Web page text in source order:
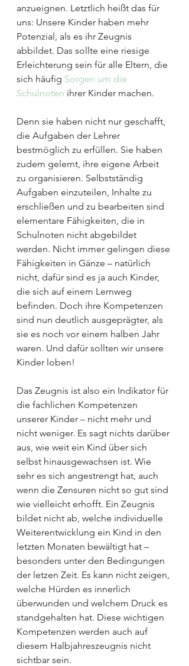
anzueignen. Letztlich heißt das für
uns: Unsere Kinder haben mehr
Potenzial, als es ihr Zeugnis
abbildet. Das sollte eine riesige
Erleichterung sein für alle Eltern, die
sich häufig Sorgen um die
Schulnoten ihrer Kinder machen.
Denn sie haben nicht nur geschafft,
die Aufgaben der Lehrer
bestmöglich zu erfüllen. Sie haben
zudem gelernt, ihre eigene Arbeit
zu organisieren. Selbstständig
Aufgaben einzuteilen, Inhalte zu
erschließen und zu bearbeiten sind
elementare Fähigkeiten, die in
Schulnoten nicht abgebildet
werden. Nicht immer gelingen diese
Fähigkeiten in Gänze – natürlich
nicht, dafür sind es ja auch Kinder,
die sich auf einem Lernweg
befinden. Doch ihre Kompetenzen
sind nun deutlich ausgeprägter, als
sie es noch vor einem halben Jahr
waren. Und dafür sollten wir unsere
Kinder loben!
Das Zeugnis ist also ein Indikator für
die fachlichen Kompetenzen
unserer Kinder – nicht mehr und
nicht weniger. Es sagt nichts darüber
aus, wie weit ein Kind über sich
selbst hinausgewachsen ist. Wie
sehr es sich angestrengt hat, auch
wenn die Zensuren nicht so gut sind
wie vielleicht erhofft. Ein Zeugnis
bildet nicht ab, welche individuelle
Weiterentwicklung ein Kind in den
letzten Monaten bewältigt hat –
besonders unter den Bedingungen
der letzen Zeit. Es kann nicht zeigen,
welche Hürden es innerlich
überwunden und welchem Druck es
standgehalten hat. Diese wichtigen
Kompetenzen werden auch auf
diesem Halbjahreszeugnis nicht
sichtbar sein.